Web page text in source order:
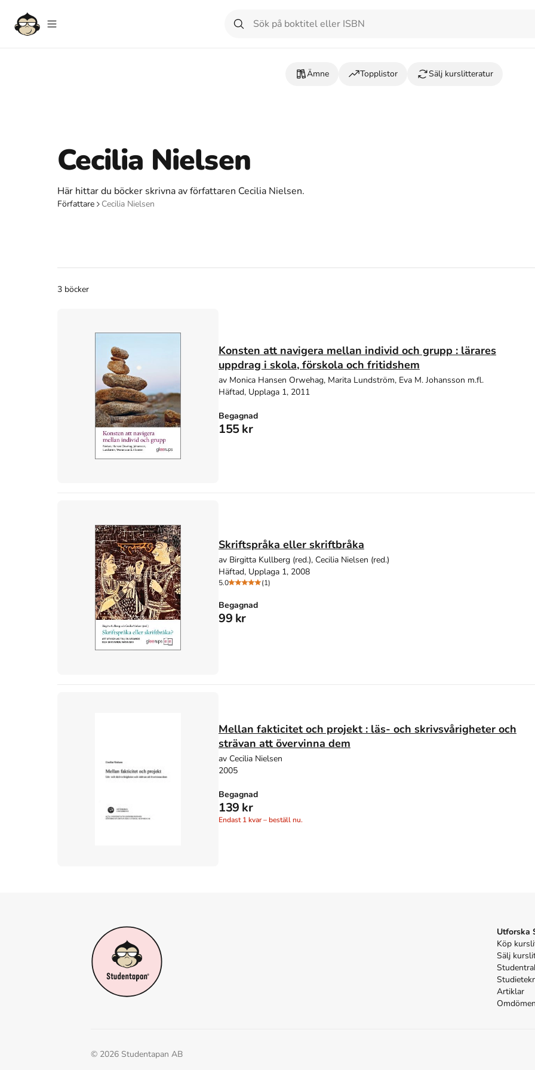
Ämne Topplistor Sälj kurslitteratur
Cecilia Nielsen
Här hittar du böcker skrivna av författaren Cecilia Nielsen.
Författare Cecilia Nielsen
3 böcker
Konsten att navigera mellan individ och grupp : lärares
uppdrag i skola, förskola och fritidshem
av Monica Hansen Orwehag, Marita Lundström, Eva M. Johansson m.fl.
Häftad, Upplaga 1, 2011
Begagnad
155 kr
Skriftspråka eller skriftbråka
av Birgitta Kullberg (red.), Cecilia Nielsen (red.)
Häftad, Upplaga 1, 2008
5.0 (1)
Begagnad
99 kr
Mellan fakticitet och projekt : läs- och skrivsvårigheter och
strävan att övervinna dem
av Cecilia Nielsen
2005
Begagnad
139 kr
Endast1kvar – beställ nu.
Utforska
Köp
Sälj
Artiklar
Omdömen
© 2026 Studentapan AB